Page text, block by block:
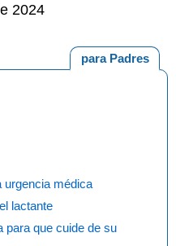
2024
para Padres
urgencia médica
lactante
para que cuide de su